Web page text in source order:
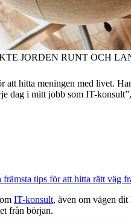
JORDEN RUNT OCH
att hitta meningen med livet.
dag i mitt jobb som IT-
tips för att hitta rätt väg
IT-konsult, även om vägen
från början.